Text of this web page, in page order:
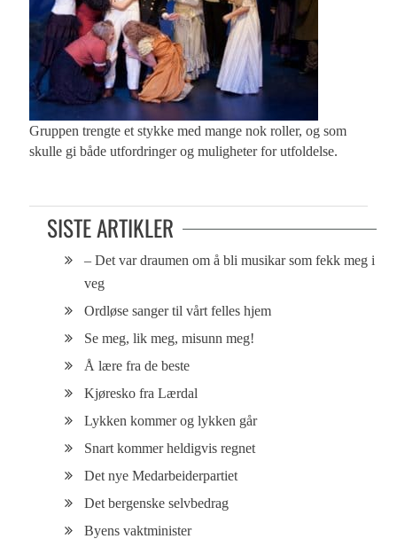
Gruppen trengte et stykke med mange nok roller, og som
skulle gi både utfordringer og muligheter for utfoldelse.
SISTE ARTIKLER
– Det var draumen om å bli musikar som fekk meg i
veg
Ordløse sanger til vårt felles hjem
Se meg, lik meg, misunn meg!
Å lære fra de beste
Kjøresko fra Lærdal
Lykken kommer og lykken går
Snart kommer heldigvis regnet
Det nye Medarbeiderpartiet
Det bergenske selvbedrag
Byens vaktminister